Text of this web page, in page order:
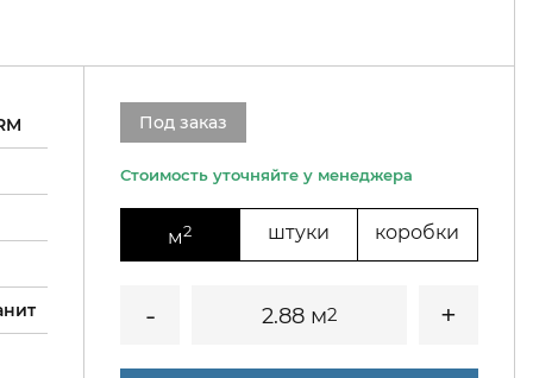
Под заказ
м2 штуки коробки
2.88 м2